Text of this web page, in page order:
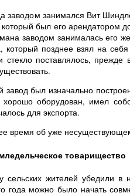
заводом занимался Вит
был его арендатором
заводом занималась его
который позднее взял на
стекло поставлялось,
завод был изначально
оборудован, имел
для экспорта.
время об уже
товарищество
сельских жителей убедили
года можно было начать